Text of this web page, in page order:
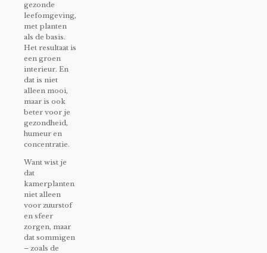
gezonde
leefomgeving,
met planten
als de basis.
Het resultaat is
een groen
interieur. En
dat is niet
alleen mooi,
maar is ook
beter voor je
gezondheid,
humeur en
concentratie.
Want wist je
dat
kamerplanten
niet alleen
voor zuurstof
en sfeer
zorgen, maar
dat sommigen
– zoals de